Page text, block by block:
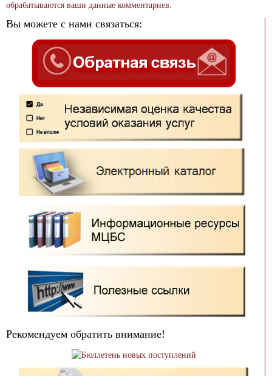
обрабатываются ваши данные комментариев.
Вы можете с нами связаться:
Рекомендуем обратить внимание!